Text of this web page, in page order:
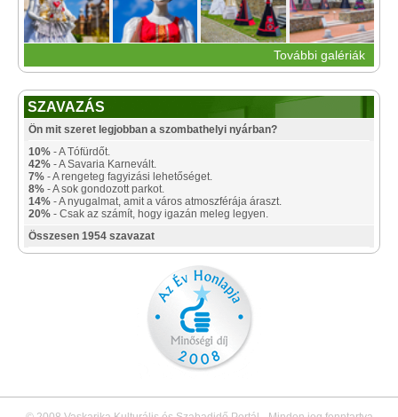
További galériák
SZAVAZÁS
Ön mit szeret legjobban a szombathelyi nyárban?
10% - A Tófürdőt.
42% - A Savaria Karnevált.
7% - A rengeteg fagyizási lehetőséget.
8% - A sok gondozott parkot.
14% - A nyugalmat, amit a város atmoszférája áraszt.
20% - Csak az számít, hogy igazán meleg legyen.
Összesen 1954 szavazat